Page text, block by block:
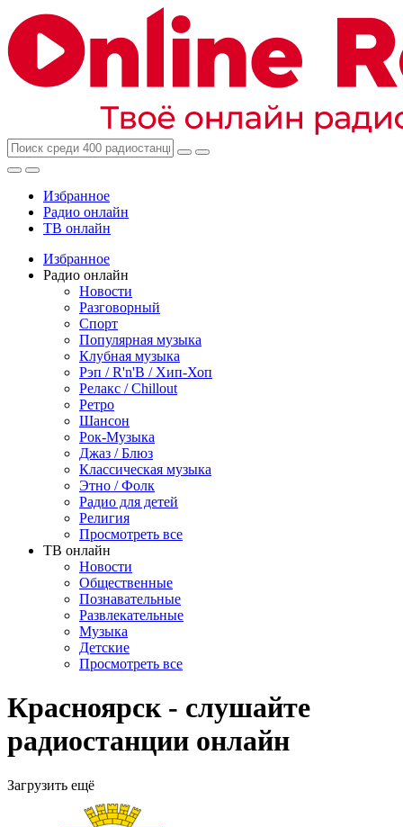
Избранное
Радио онлайн
ТВ онлайн
Избранное
Радио онлайн
Новости
Разговорный
Спорт
Популярная музыка
Клубная музыка
Рэп / R'n'B / Хип-Хоп
Релакс / Chillout
Ретро
Шансон
Рок-Музыка
Джаз / Блюз
Классическая музыка
Этно / Фолк
Радио для детей
Религия
Просмотреть все
ТВ онлайн
Новости
Общественные
Познавательные
Развлекательные
Музыка
Детские
Просмотреть все
Красноярск - слушайте
радиостанции онлайн
Загрузить ещё